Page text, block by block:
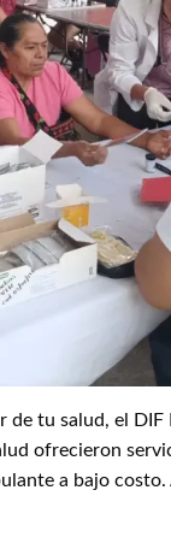
de tu salud, el
ofrecieron
a bajo